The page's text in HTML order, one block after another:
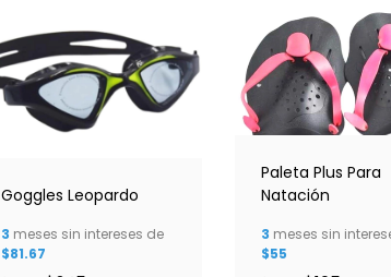
Goggles Leopardo
3 meses sin intereses de
$81.67
Paleta Plus Para
Natación
3 meses sin
$55